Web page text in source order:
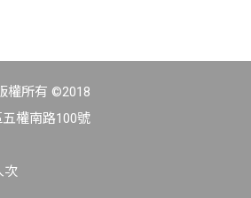
權所有 ©2018
權南路100號
次